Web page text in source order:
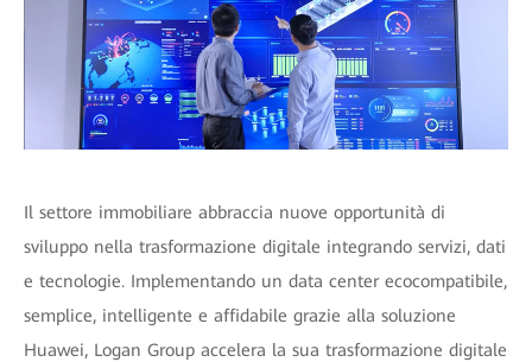
Il settore immobiliare abbraccia nuove opportunità di
sviluppo nella trasformazione digitale integrando servizi, dati
e tecnologie. Implementando un data center ecocompatibile,
semplice, intelligente e affidabile grazie alla soluzione
Huawei, Logan Group accelera la sua trasformazione digitale